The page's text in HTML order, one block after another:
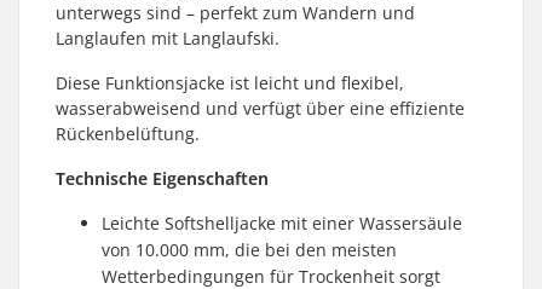
unterwegs sind – perfekt zum Wandern und
Langlaufen mit Langlaufski.
Diese Funktionsjacke ist leicht und flexibel,
wasserabweisend und verfügt über eine effiziente
Rückenbelüftung.
Technische Eigenschaften
Leichte Softshelljacke mit einer Wassersäule
von 10.000 mm, die bei den meisten
Wetterbedingungen für Trockenheit sorgt